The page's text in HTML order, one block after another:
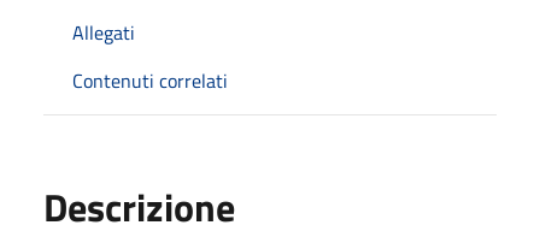
Allegati
Contenuti correlati
Descrizione